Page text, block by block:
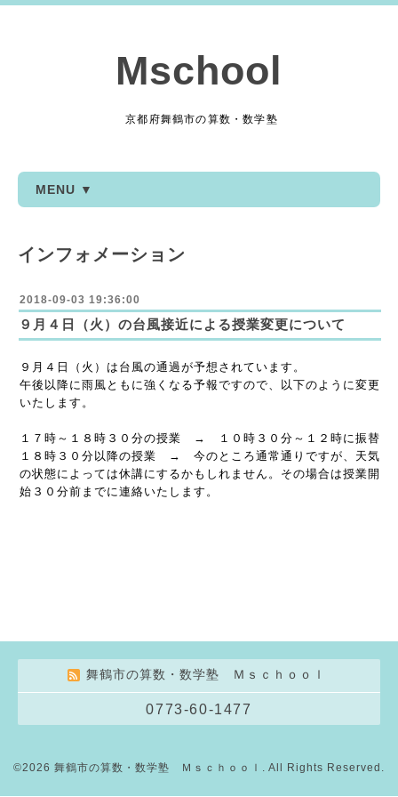
Mschool
京都府舞鶴市の算数・数学塾
MENU ▼
インフォメーション
2018-09-03 19:36:00
９月４日（火）の台風接近による授業変更について
９月４日（火）は台風の通過が予想されています。
午後以降に雨風ともに強くなる予報ですので、以下のように変更
いたします。
１７時～１８時３０分の授業 → １０時３０分～１２時に振替
１８時３０分以降の授業 → 今のところ通常通りですが、天気
の状態によっては休講にするかもしれません。その場合は授業開
始３０分前までに連絡いたします。
舞鶴市の算数・数学塾 Ｍｓｃｈｏｏｌ
0773-60-1477
©2026 舞鶴市の算数・数学塾 Ｍｓｃｈｏｏｌ . All Rights Reserved.